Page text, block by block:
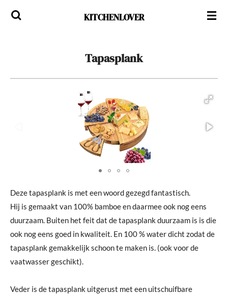
Ga
KITCHENLOVER
Tapasplank
Deze tapasplank is met een woord gezegd fantastisch.
Hij is gemaakt van 100% bamboe en daarmee ook nog eens
duurzaam. Buiten het feit dat de tapasplank duurzaam is is die
ook nog eens goed in kwaliteit. En 100 % water dicht zodat de
tapasplank gemakkelijk schoon te maken is. (ook voor de
vaatwasser geschikt).
Veder is de tapasplank uitgerust met een uitschuifbare